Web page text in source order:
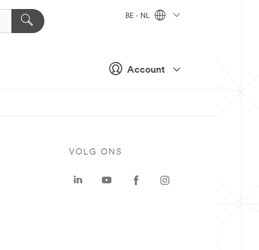
Account
BE - NL
VOLG ONS